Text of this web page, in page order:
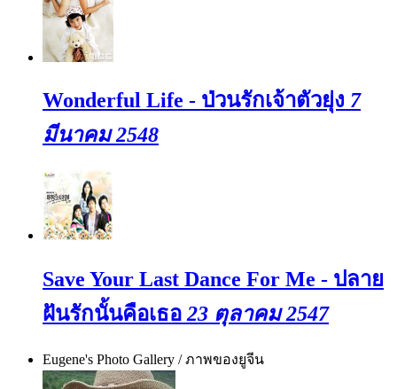
Wonderful Life - ป่วนรักเจ้าตัวยุ่ง 7
มีนาคม 2548
Save Your Last Dance For Me - ปลาย
ฝันรักนั้นคือเธอ23 ตุลาคม 2547
Eugene's Photo Gallery / ภาพของยูจีน